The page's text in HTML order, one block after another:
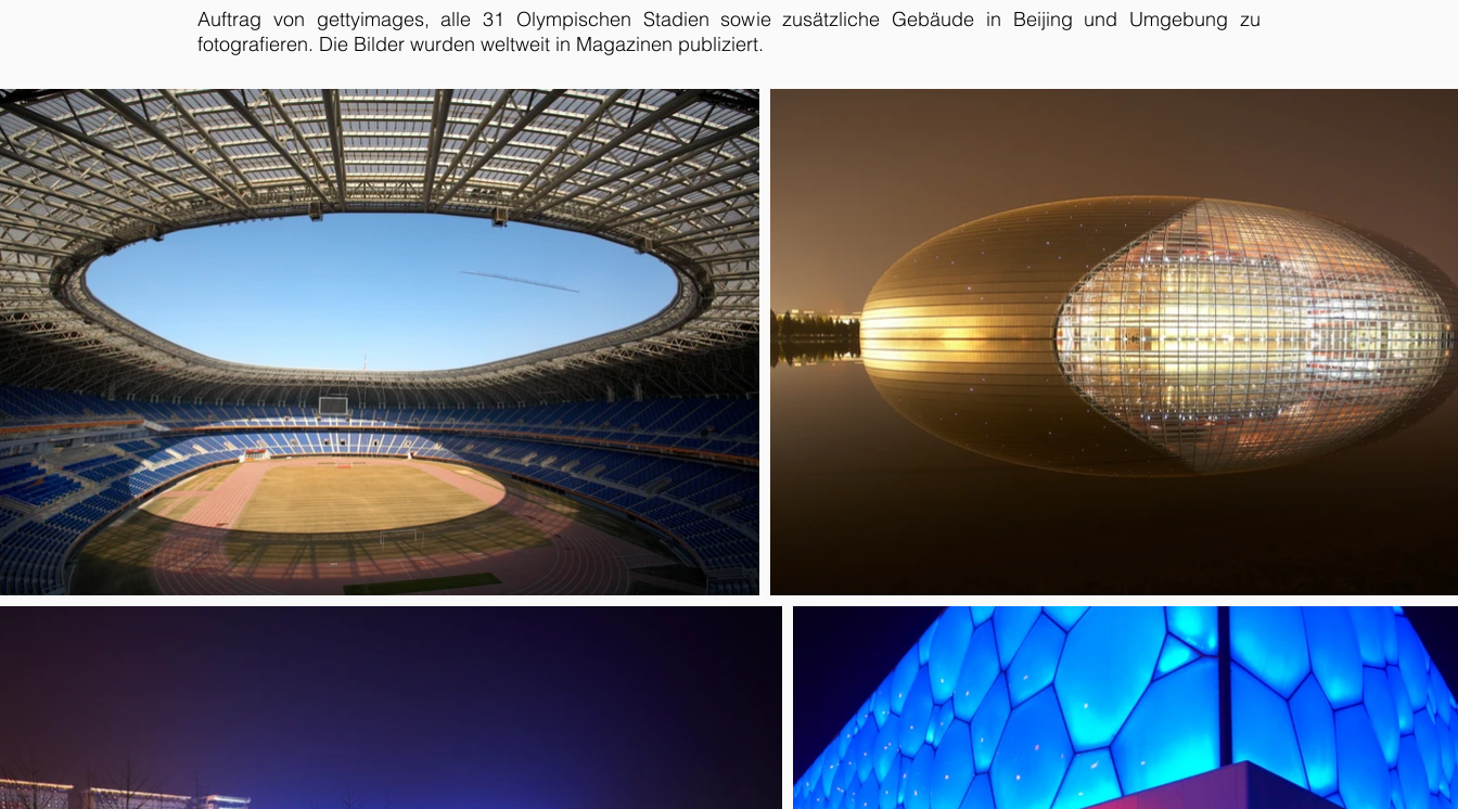
Auftrag von gettyimages, alle 31 Olympischen Stadien sowie zusätzliche Gebäude in Beijing und Umgebung zu
fotografieren. Die Bilder wurden weltweit in Magazinen publiziert.